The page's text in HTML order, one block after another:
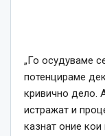
„ Го осудуваме
потенцираме
кривично дело.
истражат и
казнат оние